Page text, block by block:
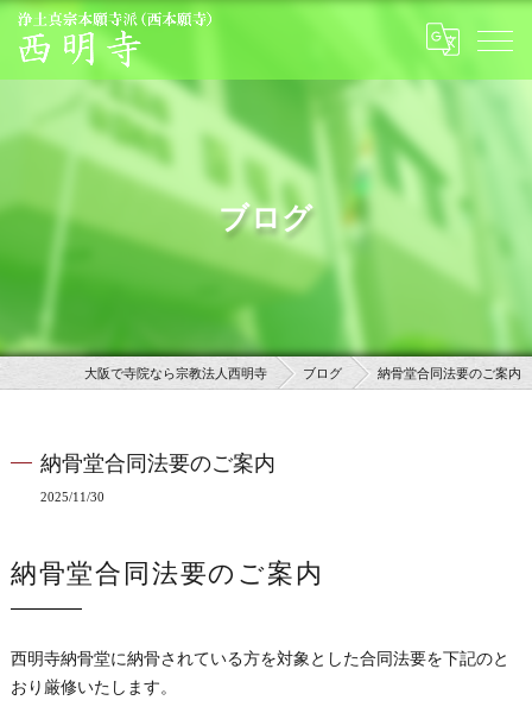
ブログ
大阪で寺院なら宗教法人西明寺 ブログ 納骨堂合同法要のご案内
納骨堂合同法要のご案内
2025/11/30
納骨堂合同法要のご案内
西明寺納骨堂に納骨されている方を対象とした合同法要を下記のと
おり厳修いたします。